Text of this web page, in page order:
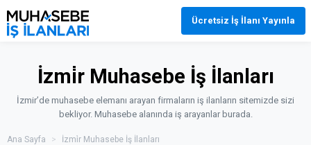
Ücretsiz İş İlanı Yayınla
İzmi̇r Muhasebe İş İlanları
İzmir’de muhasebe elemanı arayan firmaların iş ilanların sitemizde sizi
bekliyor. Muhasebe alanında iş arayanlar burada.
Ana Sayfa > İzmi̇r Muhasebe İş İlanları